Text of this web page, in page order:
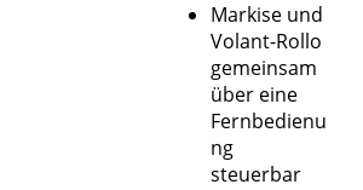
Markise und
Volant-Rollo
gemeinsam
über eine
Fernbedienu
ng
steuerbar